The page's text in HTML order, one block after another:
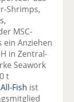
Shrimps,
MSC-
Anziehen
in Zentral-
Seawork
t
All-Fish ist